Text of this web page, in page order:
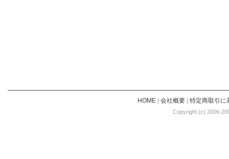
HOME| 会社概要| 特定商取引に
Copyright (c) 2006-